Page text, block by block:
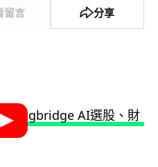
留言 分享